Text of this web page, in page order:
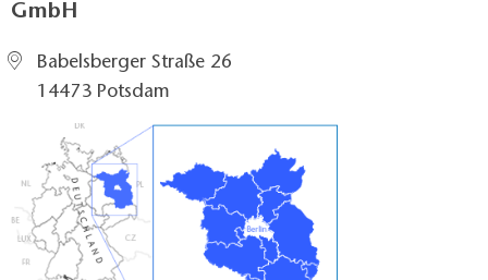
GmbH
Babelsberger Straße 26
14473 Potsdam